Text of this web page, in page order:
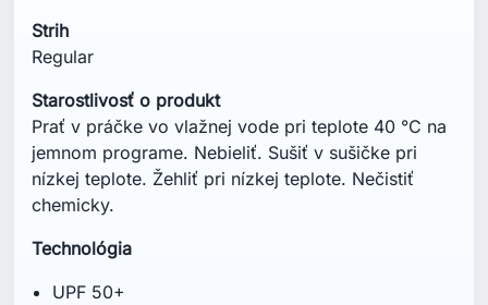
Strih
Regular
Starostlivosť o produkt
Prať v práčke vo vlažnej vode pri teplote 40 °C na
jemnom programe. Nebieliť. Sušiť v sušičke pri
nízkej teplote. Žehliť pri nízkej teplote. Nečistiť
chemicky.
Technológia
UPF 50+